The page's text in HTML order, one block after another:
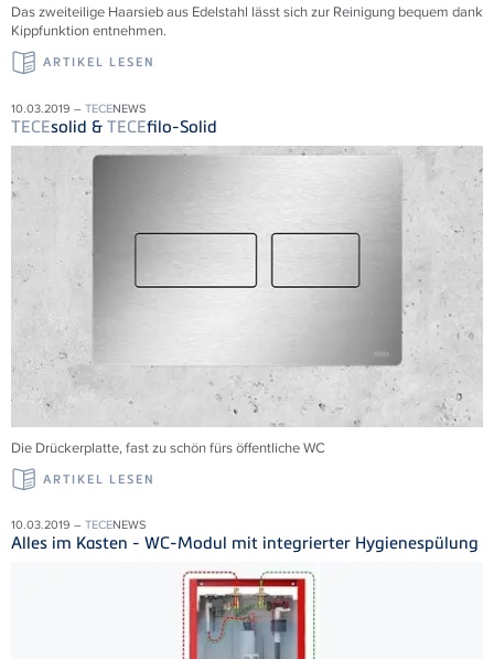
Das zweiteilige Haarsieb aus Edelstahl lässt sich zur Reinigung bequem dank
Kippfunktion entnehmen.
ARTIKEL LESEN
10.03.2019 – TECENEWS
TECEsolid & TECEfilo-Solid
Die Drückerplatte, fast zu schön fürs öffentliche WC
ARTIKEL LESEN
10.03.2019 – TECENEWS
Alles im Kasten - WC-Modul mit integrierter Hygienespülung